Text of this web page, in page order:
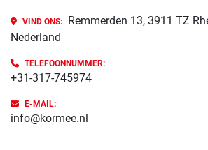
VIND ONS:
Remmerden 13, 3911 TZ
Nederland
TELEFOONNUMMER:
+31-317-745974
E-MAIL:
info@kormee.nl